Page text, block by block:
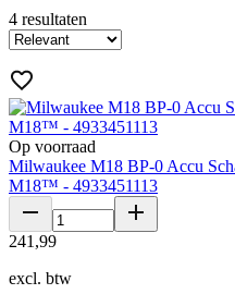
4 resultaten
Op voorraad
Milwaukee M18 BP-0 Accu
M18™ - 4933451113
241 ,99
excl. btw